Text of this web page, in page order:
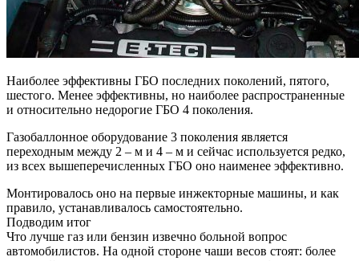
Наиболее эффективны ГБО последних поколений, пятого,
шестого. Менее эффективны, но наиболее распространенные
и относительно недорогие ГБО 4 поколения.
Газобаллонное оборудование 3 поколения является
переходным между 2 – м и 4 – м и сейчас используется редко,
из всех вышеперечисленных ГБО оно наименее эффективно.
Монтировалось оно на первые инжекторные машины, и как
правило, устанавливалось самостоятельно.
Подводим итог
Что лучше газ или бензин извечно больной вопрос
автомобилистов. На одной стороне чаши весов стоят: более